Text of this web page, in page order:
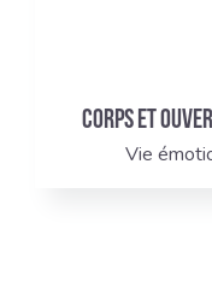
Corps et
Vie